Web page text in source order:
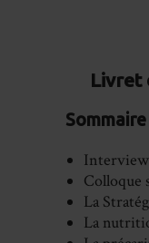
Livret
Colloque
La
La